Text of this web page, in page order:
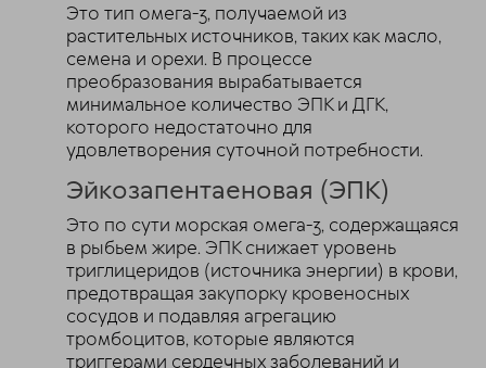
Это тип омега-3, получаемой из
растительных источников, таких как масло,
семена и орехи. В процессе
преобразования вырабатывается
минимальное количество ЭПК и ДГК,
которого недостаточно для
удовлетворения суточной потребности.
Эйкозапентаеновая (ЭПК)
Это по сути морская омега-3, содержащаяся
в рыбьем жире. ЭПК снижает уровень
триглицеридов (источника энергии) в крови,
предотвращая закупорку кровеносных
сосудов и подавляя агрегацию
тромбоцитов, которые являются
триггерами сердечных заболеваний и